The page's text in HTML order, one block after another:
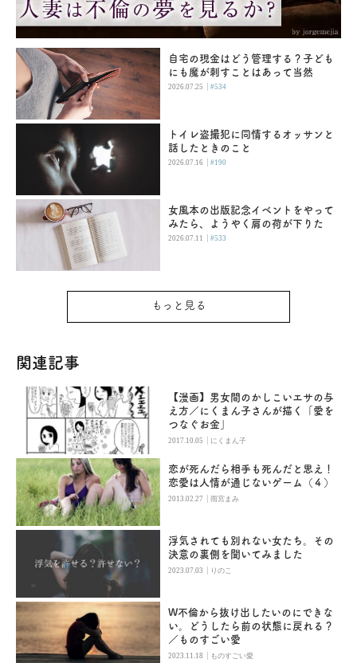
自宅の現金はどう管理する？子ども
にも魔が刺すことはあって当然
2026.07.25 |#534
トイレ盗撮犯に同情するオッサンと
話したときのこと
2026.07.16 |#190
女風本の出版記念イベントをやって
みたら、ようやく肩の荷が下りた
2026.07.11 |#533
もっと見る
関連記事
【漫画】男女間のかしこいエサの与
え方／にくまん子さんが描く「愛を
つなぐお金」
2017.10.05 | にくまん子
恋が死んだら相手も死んだと思え！
恋愛は人情が通じないゲーム（４）
2013.02.27 |雨宮まみ
浮気されても別れない女たち。その
決意の裏側を聞いてみました
2023.07.03 | りのこ
W不倫から抜け出したいのにできな
い。どうしたら前の状態に戻れる？
／ものすごい愛
2023.11.18 | ものすごい愛